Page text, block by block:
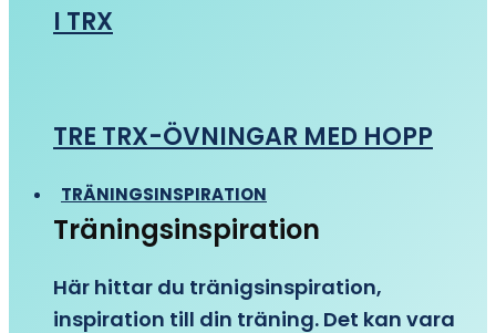
I TRX
TRE TRX-ÖVNINGAR MED HOPP
TRÄNINGSINSPIRATION
Träningsinspiration
Här hittar du tränigsinspiration,
inspiration till din träning. Det kan vara